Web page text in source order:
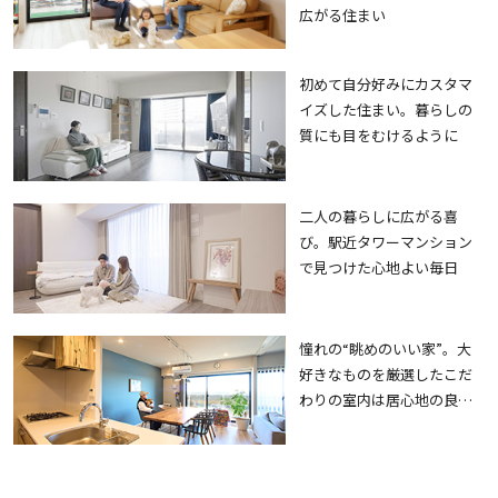
広がる住まい
初めて自分好みにカスタマ
イズした住まい。暮らしの
質にも目をむけるように
二人の暮らしに広がる喜
び。駅近タワーマンション
で見つけた心地よい毎日
憧れの“眺めのいい家”。大
好きなものを厳選したこだ
わりの室内は居心地の良さ